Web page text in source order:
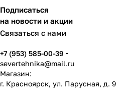
Подписаться
на новости и акции
Связаться с нами
+7 (953) 585-00-39
severtehnika@mail.ru
Магазин:
г. Красноярск, ул. Парусная, д. 9